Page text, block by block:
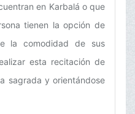
en Karbalá o que
tienen la opción de
la comodidad de sus
esta recitación de
sagrada y orientándose